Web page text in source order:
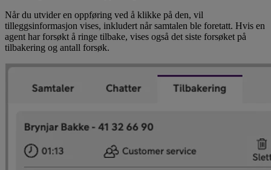
Når du utvider en oppføring ved å klikke på den, vil
tilleggsinformasjon vises, inkludert når samtalen ble foretatt. Hvis en
agent har forsøkt å ringe tilbake, vises også det siste forsøket på
tilbakering og antall forsøk.